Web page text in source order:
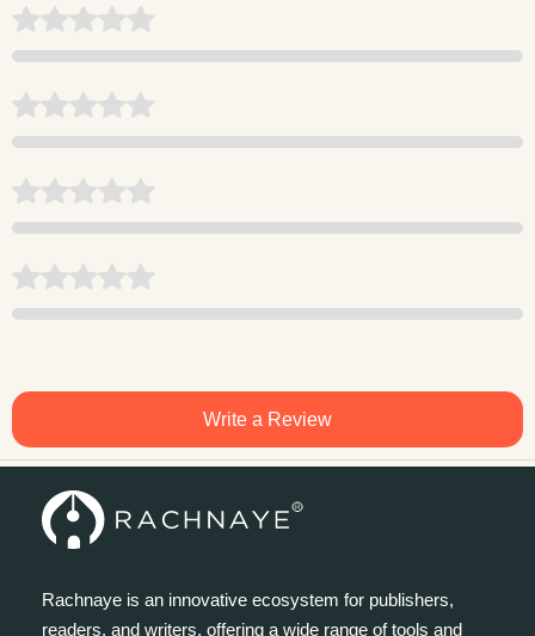
Write a Review
Rachnaye is an innovative ecosystem for publishers,
readers, and writers, offering a wide range of tools and